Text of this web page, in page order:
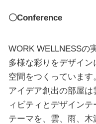
〇Conference
WORK WELLNESSの
多様な彩りをデザイ
空間をつくっていま
アイデア創出の部屋
ィビティとデザイン
テーマを、雲、雨、